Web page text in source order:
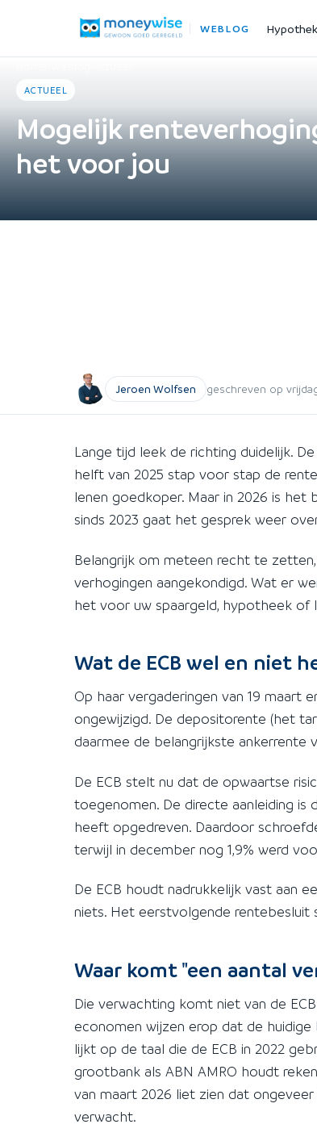
WEBLOG
ACTUEEL
Mogelijk
het voor jou
Jeroen Wolfsen geschreven op
Lange tijd leek de richting duidelijk.
helft van 2025 stap voor stap de
lenen goedkoper. Maar in 2026 is
sinds 2023 gaat het gesprek weer
Belangrijk om meteen recht te
verhogingen aangekondigd. Wat er
het voor uw spaargeld, hypotheek of
Wat de ECB wel en niet
Op haar vergaderingen van 19 maart
ongewijzigd. De depositorente (het
daarmee de belangrijkste ankerrente
De ECB stelt nu dat de opwaartse
toegenomen. De directe aanleiding
heeft opgedreven. Daardoor
terwijl in december nog 1,9% werd
De ECB houdt nadrukkelijk vast aan
niets. Het eerstvolgende rentebesluit
Waar komt "een aantal
Die verwachting komt niet van de
economen wijzen erop dat de
lijkt op de taal die de ECB in 2022
grootbank als ABN AMRO houdt
van maart 2026 liet zien dat
verwacht.